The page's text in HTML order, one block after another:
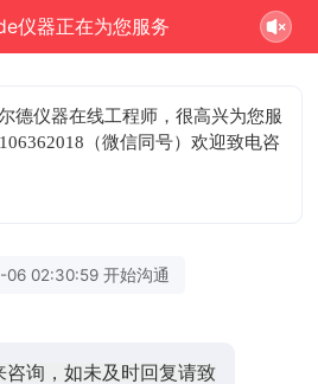
仪器正在为您服务
德仪器在线工程师，很高兴为您服
（微信同号）欢迎致电咨
06 02:30:59 开始沟通
询，如未及时回复请致